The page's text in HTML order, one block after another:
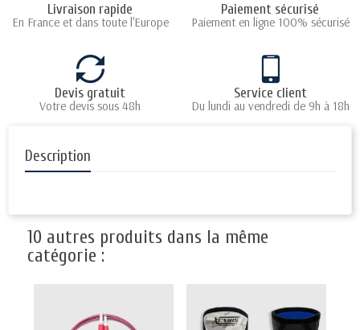
Livraison rapide
En France et dans toute l'Europe
Paiement sécurisé
Paiement en ligne 100% sécurisé
Devis gratuit
Votre devis sous 48h
Service client
Du lundi au vendredi de 9h à 18h
Description
10 autres produits dans la même
catégorie :